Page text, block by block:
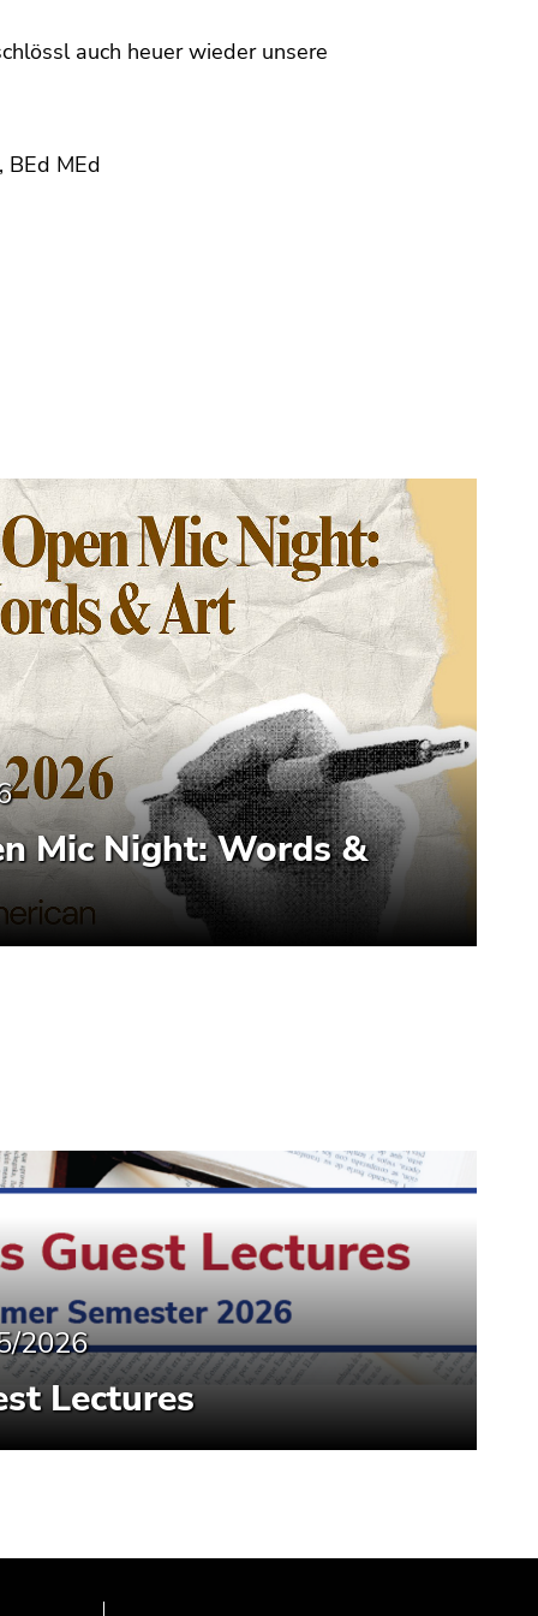
auch heuer wieder unsere
BEd MEd
Mic Night: Words &
2026
Lectures